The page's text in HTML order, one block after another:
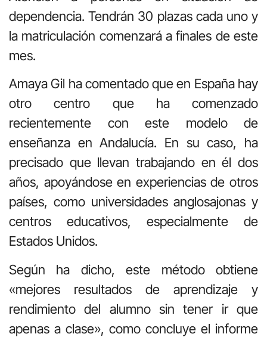
dependencia. Tendrán 30 plazas cada uno y
la matriculación comenzará a finales de este
mes.
Amaya Gil ha comentado que en España hay
otro centro que ha comenzado
recientemente con este modelo de
enseñanza en Andalucía. En su caso, ha
precisado que llevan trabajando en él dos
años, apoyándose en experiencias de otros
países, como universidades anglosajonas y
centros educativos, especialmente de
Estados Unidos.
Según ha dicho, este método obtiene
«mejores resultados de aprendizaje y
rendimiento del alumno sin tener ir que
apenas a clase», como concluye el informe